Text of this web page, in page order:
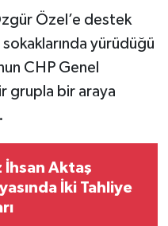
Özel’e destek
sokaklarında yürüdüğü
CHP Genel
grupla bir araya
İhsan Aktaş
İki Tahliye